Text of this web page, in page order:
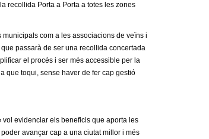
recollida Porta a Porta a totes les zones
com a les associacions de veïns i
que passarà de ser una recollida concertada
el procés i ser més accessible per la
que toqui, sense haver de fer cap gestió
vol evidenciar els beneficis que aporta les
avançar cap a una ciutat millor i més